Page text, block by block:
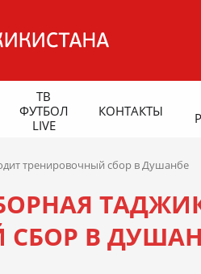
ТВ
ФУТБОЛ
LIVE
КОНТАКТЫ
тренировочный сбор в Душанбе
В